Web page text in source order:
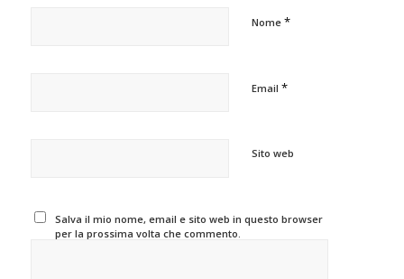
Nome *
Email *
Sito web
Salva il mio nome, email e sito web in questo browser
per la prossima volta che commento.